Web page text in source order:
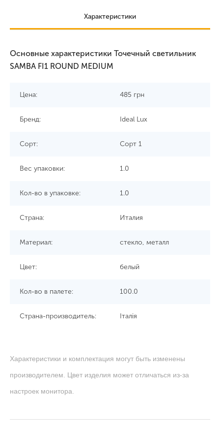
Характеристики
Основные характеристики Точечный светильник
SAMBA FI1 ROUND MEDIUM
Цена: 485 грн
Бренд: Ideal Lux
Сорт: Сорт 1
Вес упаковки: 1.0
Кол-во в упаковке: 1.0
Страна: Италия
Материал: стекло, металл
Цвет: белый
Кол-во в палете: 100.0
Страна-производитель: Італія
Характеристики и комплектация могут быть изменены
производителем. Цвет изделия может отличаться из-за
настроек монитора.